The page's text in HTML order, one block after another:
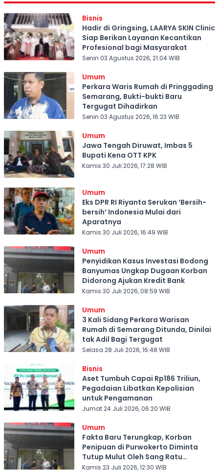
Bisnis
Hadir di Gringsing, LAARYA SKIN Clinic
Siap Berikan Layanan Kecantikan
Profesional bagi Masyarakat
Senin 03 Agustus 2026, 21:04 WIB
Umum
Perkara Waris Rumah di Pringgading
Semarang, Bukti-bukti Baru
Tergugat Dihadirkan
Senin 03 Agustus 2026, 16:23 WIB
Umum
Jawa Tengah Diruwat, Imbas 5
Bupati Kena OTT KPK
Kamis 30 Juli 2026, 17:28 WIB
Umum
Eks DPR RI Riyanta Serukan ‘Bersih-
bersih’ Indonesia Mulai dari
Aparatnya
Kamis 30 Juli 2026, 16:49 WIB
Umum
Penyidikan Kasus Investasi Bodong
Banyumas Ungkap Dugaan Korban
Didorong Ajukan Kredit Bank
Kamis 30 Juli 2026, 08:59 WIB
Umum
3 Kali Sidang Perkara Warisan
Rumah di Semarang Ditunda, Dinilai
tak Adil Bagi Tergugat
Selasa 28 Juli 2026, 16:48 WIB
Bisnis
Aset Tumbuh Capai Rp186 Triliun,
Pegadaian Libatkan Kepolisian
untuk Pengamanan
Jumat 24 Juli 2026, 06:20 WIB
Umum
Fakta Baru Terungkap, Korban
Penipuan di Purwokerto Diminta
Tutup Mulut Oleh Sang Ratu
Investasi Bodong
Kamis 23 Juli 2026, 12:30 WIB